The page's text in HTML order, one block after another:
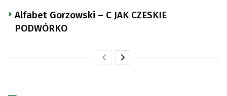
Alfabet Gorzowski – C JAK CZESKIE
PODWÓRKO